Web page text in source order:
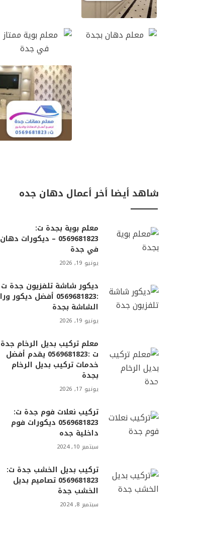
شاهد أيضا أخر أعمال دهان جده
ـــــــــــــــــ
معلم بوية بجدة ت:
0569681823 – ديكورات دهان
في جدة
يونيو 19, 2026
ديكور شاشة تلفزيون جدة ت
:0569681823 أفضل ديكور ورا
الشاشة بجدة
يونيو 19, 2026
معلم تركيب بديل الرخام جدة
ت :0569681823 يقدم أفضل
خدمات تركيب بديل الرخام
بجدة
يونيو 17, 2026
تركيب نعلات فوم جدة ت:
0569681823 ديكورات فوم
داخلية جده
سبتمبر 10, 2024
تركيب بديل الخشب جدة ت:
0569681823 تصاميم بديل
الخشب جدة
سبتمبر 8, 2024